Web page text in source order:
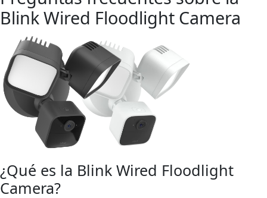
Blink Wired Floodlight Camera
¿Qué es la Blink Wired Floodlight
Camera?